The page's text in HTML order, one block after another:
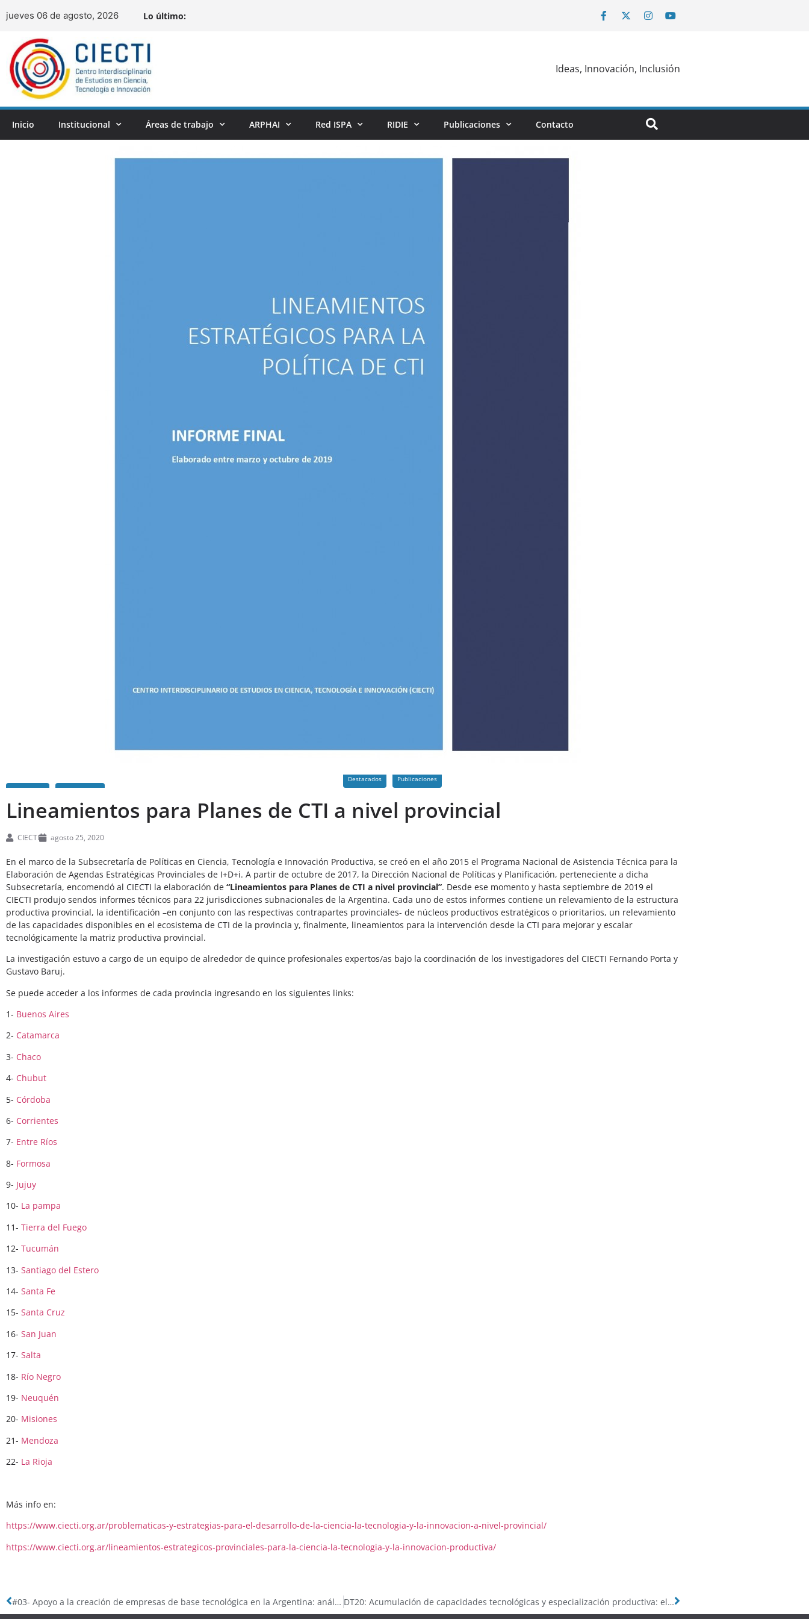
jueves 06 de agosto, 2026 Lo último:
Ideas, Innovación, Inclusión
Inicio Institucional Áreas de trabajo ARPHAI Red ISPA RIDIE Publicaciones Contacto
Destacados Publicaciones
Lineamientos para Planes de CTI a nivel provincial
CIECTI agosto 25, 2020
En el marco de la Subsecretaría de Políticas en Ciencia, Tecnología e Innovación Productiva, se creó en el año 2015 el Programa Nacional de Asistencia Técnica para la
Elaboración de Agendas Estratégicas Provinciales de I+D+i. A partir de octubre de 2017, la Dirección Nacional de Políticas y Planificación, perteneciente a dicha
Subsecretaría, encomendó al CIECTI la elaboración de “Lineamientos para Planes de CTI a nivel provincial”. Desde ese momento y hasta septiembre de 2019 el
CIECTI produjo sendos informes técnicos para 22 jurisdicciones subnacionales de la Argentina. Cada uno de estos informes contiene un relevamiento de la estructura
productiva provincial, la identificación –en conjunto con las respectivas contrapartes provinciales- de núcleos productivos estratégicos o prioritarios, un relevamiento
de las capacidades disponibles en el ecosistema de CTI de la provincia y, finalmente, lineamientos para la intervención desde la CTI para mejorar y escalar
tecnológicamente la matriz productiva provincial.
La investigación estuvo a cargo de un equipo de alrededor de quince profesionales expertos/as bajo la coordinación de los investigadores del CIECTI Fernando Porta y
Gustavo Baruj.
Se puede acceder a los informes de cada provincia ingresando en los siguientes links:
1- Buenos Aires
2- Catamarca
3- Chaco
4- Chubut
5- Córdoba
6- Corrientes
7- Entre Ríos
8- Formosa
9- Jujuy
10- La pampa
11- Tierra del Fuego
12- Tucumán
13- Santiago del Estero
14- Santa Fe
15- Santa Cruz
16- San Juan
17- Salta
18- Río Negro
19- Neuquén
20- Misiones
21- Mendoza
22- La Rioja
Más info en:
https://www.ciecti.org.ar/problematicas-y-estrategias-para-el-desarrollo-de-la-ciencia-la-tecnologia-y-la-innovacion-a-nivel-provincial/
https://www.ciecti.org.ar/lineamientos-estrategicos-provinciales-para-la-ciencia-la-tecnologia-y-la-innovacion-productiva/
#03- Apoyo a la creación de empresas de base tecnológica en la Argentina: análisis del EMPRETECNO DT20: Acumulación de capacidades tecnológicas y especialización productiva: el rol potencial de las actividades basadas en recursos naturales